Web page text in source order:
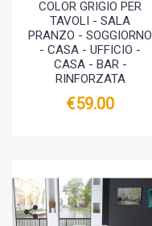
COLOR GRIGIO PER
TAVOLI - SALA
PRANZO - SOGGIORNO
- CASA - UFFICIO -
CASA - BAR -
RINFORZATA
€59.00